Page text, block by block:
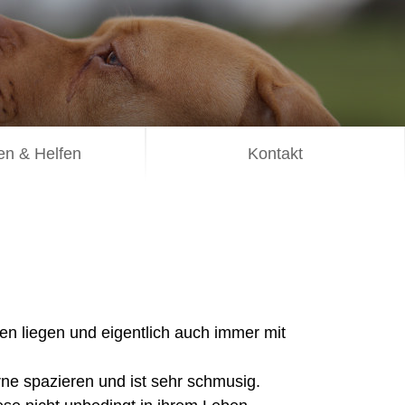
& Helfen Kontakt
liegen und eigentlich auch immer mit
spazieren und ist sehr schmusig.